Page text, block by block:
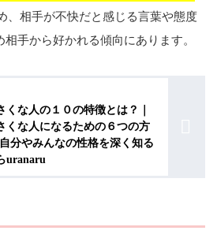
、相手が不快だと感じる言葉や態度
手から好かれる傾向にあります。
くな人の１０の特徴とは？｜
くな人になるための６つの方
分やみんなの性格を深く知る
uranaru